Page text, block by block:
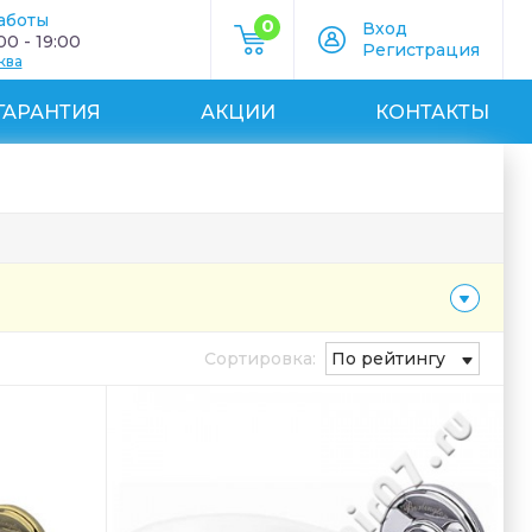
- 19:00
0
Вход
Регистрация
АКЦИИ КОНТАКТЫ
Сортировка: По рейтингу